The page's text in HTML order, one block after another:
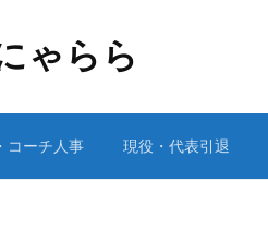
ゃらら
コーチ人事 現役・代表引退